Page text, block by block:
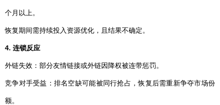
个月以上。
恢复期间需持续投入资源优化，且结果不确定。
4. 连锁反应
外链失效：部分友情链接或外链因降权被连带惩罚。
竞争对手受益：排名空缺可能被同行抢占，恢复后需重新争夺市场份
额。